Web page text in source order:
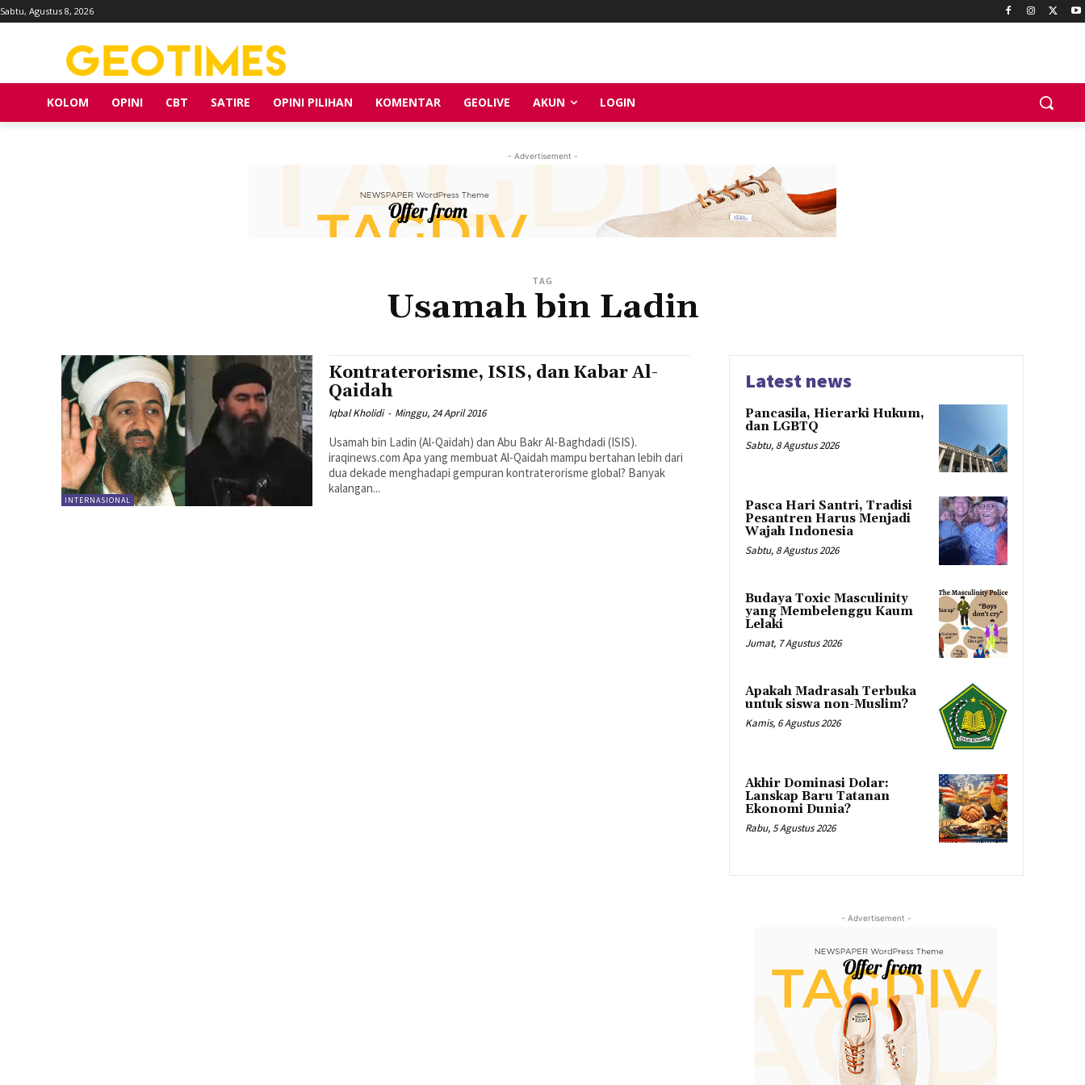
Sabtu, Agustus 8, 2026
KOLOM OPINI CBT SATIRE OPINI PILIHAN KOMENTAR GEOLIVE AKUN LOGIN
- Advertisement -
TAG
Usamah bin Ladin
INTERNASIONAL
Kontraterorisme, ISIS, dan Kabar Al-
Qaidah
Iqbal Kholidi - Minggu, 24 April 2016
Usamah bin Ladin (Al-Qaidah) dan Abu Bakr Al-Baghdadi (ISIS).
iraqinews.com Apa yang membuat Al-Qaidah mampu bertahan lebih dari
dua dekade menghadapi gempuran kontraterorisme global? Banyak
kalangan...
Latest news
Pancasila, Hierarki Hukum,
dan LGBTQ
Sabtu, 8 Agustus 2026
Pasca Hari Santri, Tradisi
Pesantren Harus Menjadi
Wajah Indonesia
Sabtu, 8 Agustus 2026
Budaya Toxic Masculinity
yang Membelenggu Kaum
Lelaki
Jumat, 7 Agustus 2026
Apakah Madrasah Terbuka
untuk siswa non-Muslim?
Kamis, 6 Agustus 2026
Akhir Dominasi Dolar:
Lanskap Baru Tatanan
Ekonomi Dunia?
Rabu, 5 Agustus 2026
- Advertisement -